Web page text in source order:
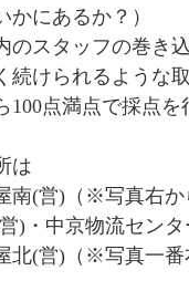
にあるか？）
のスタッフの巻き
続けられるような
100点満点で採点を
は
南(営)（※写真右
営)・中京物流セン
北(営)（※写真一番